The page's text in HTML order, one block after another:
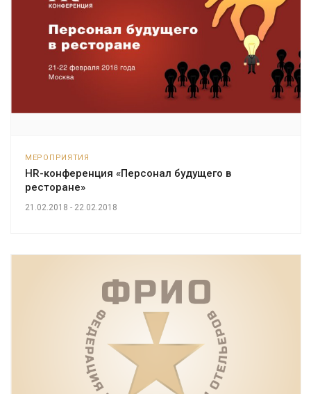
МЕРОПРИЯТИЯ
HR-конференция «Персонал будущего в
ресторане»
21.02.2018 - 22.02.2018